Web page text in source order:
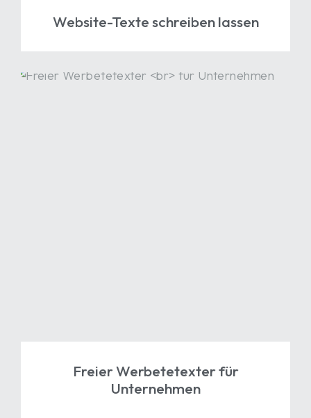
Website-Texteschreiben lassen
Freier Werbetetexterfür
Unternehmen